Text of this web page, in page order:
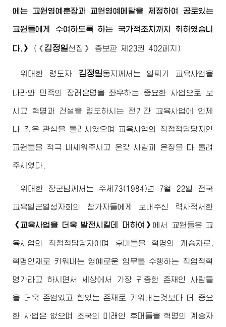
에는 교원영예훈장과 교원영예메달을 제정하여 공로있는
교원들에게 수여하도록 하는 국가적조치까지 취하였습니
다.》 ( 《 김정일선집》 증보판 제23권 402페지)
위대한 령도자 김정일동지 께서는 일찌기 교육사업을
나라와 민족의 장래운명을 좌우하는 중요한 사업으로 보
시고 혁명과 건설을 령도하시는 전기간 교육사업에 언제
나 깊은 관심을 돌리시였으며 교육사업의 직접적담당자인
교원들을 적극 내세워주시고 온갖 사랑과 은정을 다 돌려
주시였다.
위대한 장군님께서 는 주체73(1984)년 7월 22일 전국
교육일군열성자회의 참가자들에게 보내주신 력사적서한
《교육사업을 더욱 발전시킬데 대하여》에서 교원들은 교
육사업의 직접적담당자이며 후대들을 혁명의 계승자로,
혁명인재로 키워내는 영예로운 임무를 수행하는 직업적혁
명가라고 하시면서 세상에서 가장 귀중한 존재인 사람들
을 더욱 존엄있고 힘있는 존재로 키워내는것보다 더 중요
한 사업은 없으며 조국의 미래인 후대들을 혁명의 계승자